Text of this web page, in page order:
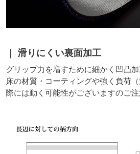
滑りにくい裏面加工
グリップ力を増すために細かく凹凸加
床の材質・コーティングや強く負荷
際には動く可能性がございますのご注